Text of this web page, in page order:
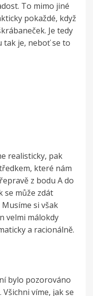
To mimo jiné
pokaždé, když
Je tedy
tak je, neboť se to
realisticky, pak
které nám
z bodu A do
se může zdát
si však
velmi málokdy
a racionálně.
bylo pozorováno
víme, jak se